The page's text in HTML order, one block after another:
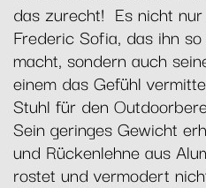
das zurecht! Es nicht
Frederic Sofia, das ihn
macht, sondern auch
einem das Gefühl
Stuhl für den
Sein geringes Gewicht
und Rückenlehne aus
rostet und vermodert